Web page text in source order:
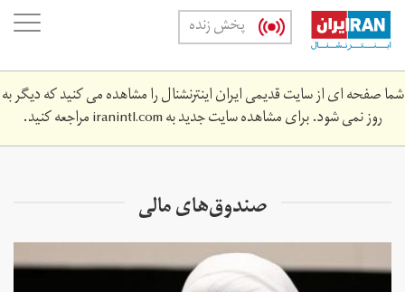
Skip
main
content
پخش زنده
شما صفحه ای از سایت قدیمی ایران اینترنشنال را مشاهده می کنید که دیگر به
روز نمی شود. برای مشاهده سایت جدید بهiranintl.comمراجعه کنید.
صندوق‌های مالی